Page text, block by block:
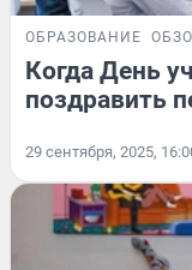
ОБРАЗОВАНИЕ
Когда День
поздравить
29 сентября, 2025,